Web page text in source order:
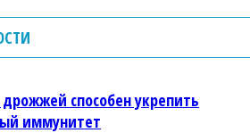
способен укрепить
иммунитет